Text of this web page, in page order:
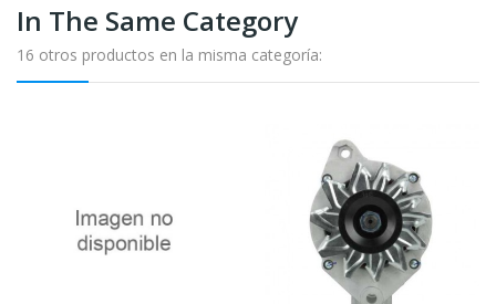
In The Same Category
16 otros productos en la misma categoría: